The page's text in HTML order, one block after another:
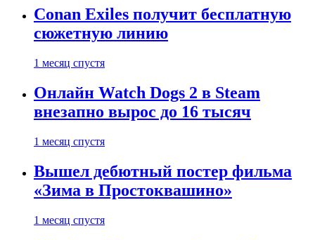
Conan Exiles получит бесплатную
сюжетную линию
1 месяц спустя
Онлайн Watch Dogs 2 в Steam
внезапно вырос до 16 тысяч
1 месяц спустя
Вышел дебютный постер фильма
«Зима в Простоквашино»
1 месяц спустя